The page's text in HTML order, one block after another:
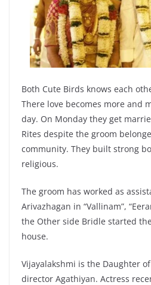
Both Cute Birds knows each
There love becomes more and
day. On Monday they get
Rites despite the groom
community. They built strong
religious.
The groom has worked as
Arivazhagan in “Vallinam”,
the Other side Bridle started
house.
Vijayalakshmi is the Daughter
director Agathiyan. Actress